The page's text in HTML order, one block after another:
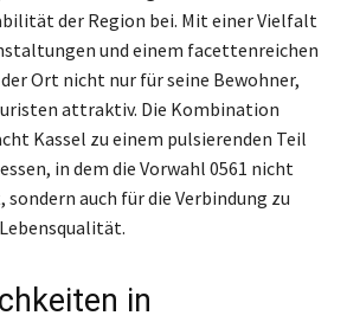
der Region bei. Mit einer Vielfalt
und einem facettenreichen
Ort nicht nur für seine Bewohner,
attraktiv. Die Kombination
Kassel zu einem pulsierenden Teil
in dem die Vorwahl 0561 nicht
auch für die Verbindung zu
in